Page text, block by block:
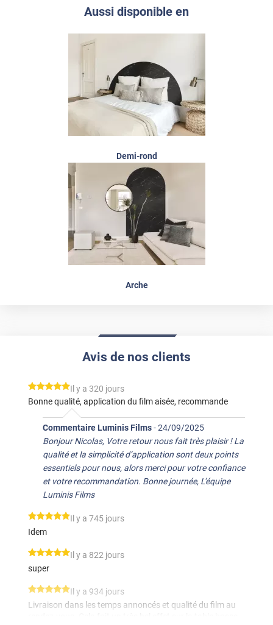
Aussi disponible en
Demi-rond
Arche
Avis de nos clients
*****
Il y a 320 jours
Bonne qualité, application du film aisée, recommande
Commentaire Luminis Films-24/09/2025
Bonjour Nicolas, Votre retour nous fait très plaisir ! La
qualité et la simplicité d’application sont deux points
essentiels pour nous, alors merci pour votre confiance
et votre recommandation. Bonne journée, L'équipe
Luminis Films
*****
Il y a 745 jours
Idem
*****
Il y a 822 jours
super
*****
Il y a 934 jours
Livraison dans les temps annoncés et qualité du film au